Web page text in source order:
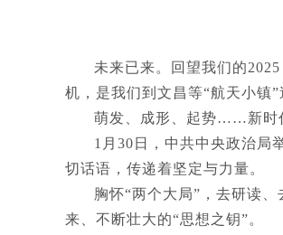
未来已来。回望我们的
机，是我们到文昌等“航天小
萌发、成形、起势……新时
1月30日，中共中央政治局
切话语，传递着坚定与力量。
胸怀“两个大局”，去研读
来、不断壮大的“思想之钥”。